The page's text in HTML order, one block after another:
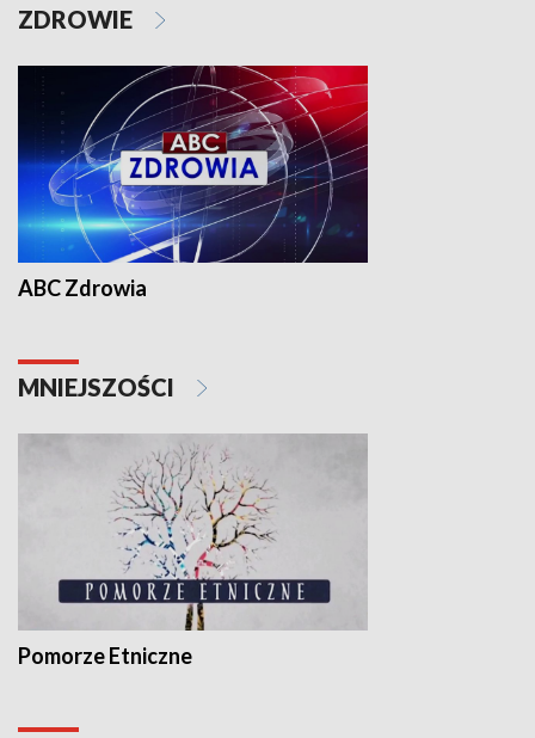
ZDROWIE
ABC Zdrowia
MNIEJSZOŚCI
Pomorze Etniczne